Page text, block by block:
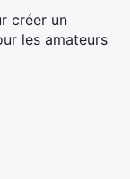
créer un
les amateurs